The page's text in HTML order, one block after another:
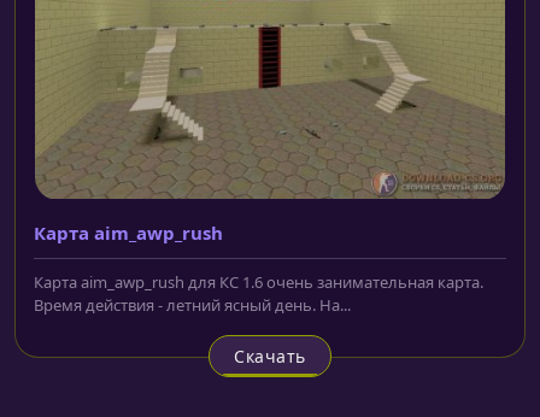
Карта aim_awp_rush
Карта aim_awp_rush для КС 1.6 очень занимательная карта.
Время действия - летний ясный день. На...
Скачать